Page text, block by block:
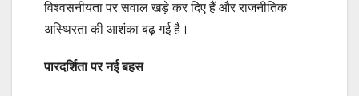
विश्वसनीयता पर सवाल खड़े कर दिए हैं और राजनीतिक
अस्थिरता की आशंका बढ़ गई है।
पारदर्शिता पर नई बहस